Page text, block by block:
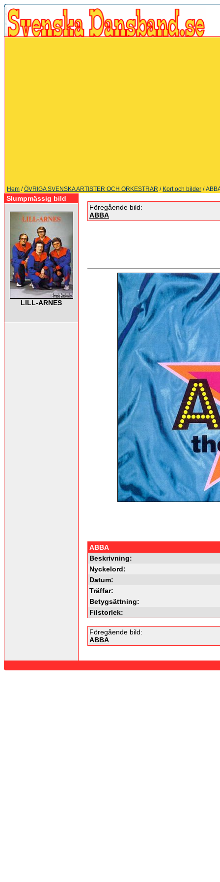
Hem /ÖVRIGA SVENSKA ARTISTER OCH ORKESTRAR / Kort och bilder /
Slumpmässig bild
LILL-ARNES
Föregående bild:
ABBA
ABBA
Beskrivning:
Nyckelord:
Datum:
Träffar:
Betygsättning:
Filstorlek:
Föregående bild:
ABBA